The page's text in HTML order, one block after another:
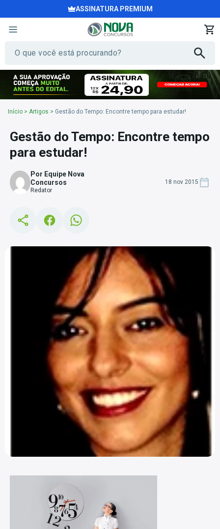
ASSINATURA PREMIUM
Início > Artigos > Gestão do Tempo: Encontre tempo para estudar!
Gestão do Tempo: Encontre tempo
para estudar!
Por Equipe Nova
Concursos
Redator
18 nov 2015